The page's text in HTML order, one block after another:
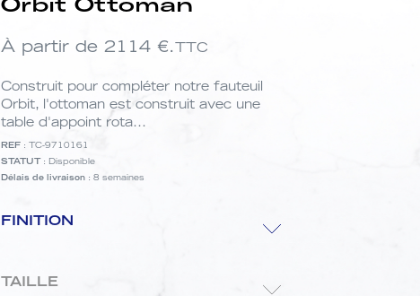
À partir de 2114 €.TTC
Construit pour compléter notre fauteuil
Orbit, l'ottoman est construit avec une
table d'appoint rota...
REF : TC-9710161
STATUT: Disponible
Délais de livraison : 8 semaines
Finition
FINITION
Taille
TAILLE